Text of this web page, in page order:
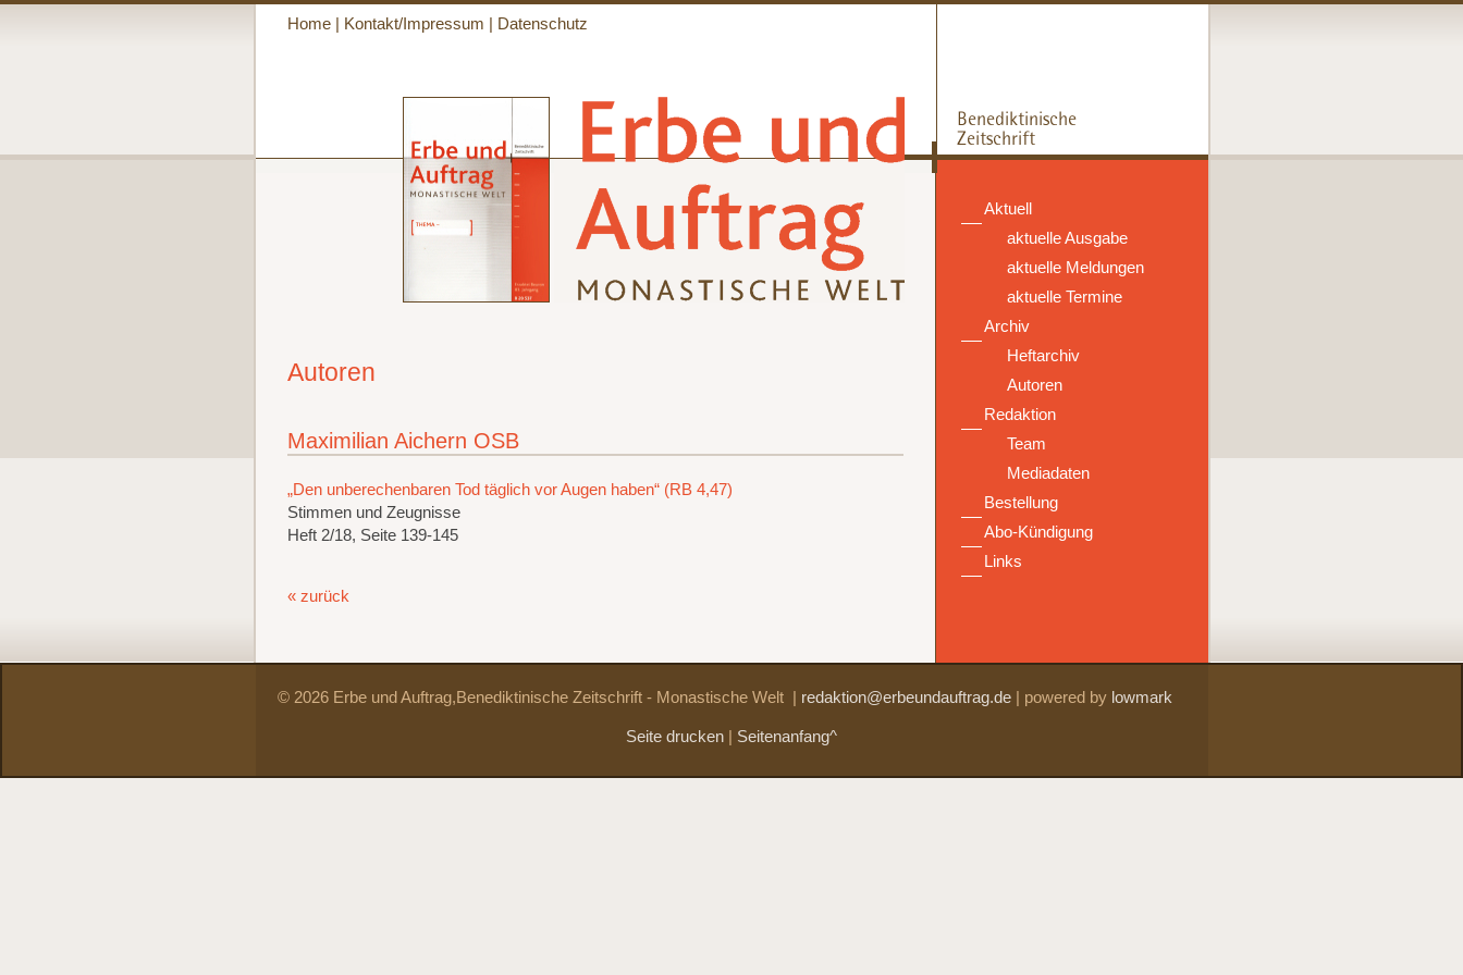
Home| Kontakt/Impressum Datenschutz
Aktuell
aktuelle Ausgabe
aktuelle Meldungen
aktuelle Termine
Archiv
Heftarchiv
Autoren
Redaktion
Team
Mediadaten
Bestellung
Abo-Kündigung
Links
Autoren
Maximilian Aichern OSB
„Den unberechenbaren Tod täglich vor Augen haben“ (RB 4,47)
Stimmen und Zeugnisse
Heft 2/18, Seite 139-145
« zurück
© 2026 Erbe und Auftrag,Benediktinische Zeitschrift - Monastische Welt redaktion@erbeundauftrag.de| powered by lowmark
Seite drucken Seitenanfang^